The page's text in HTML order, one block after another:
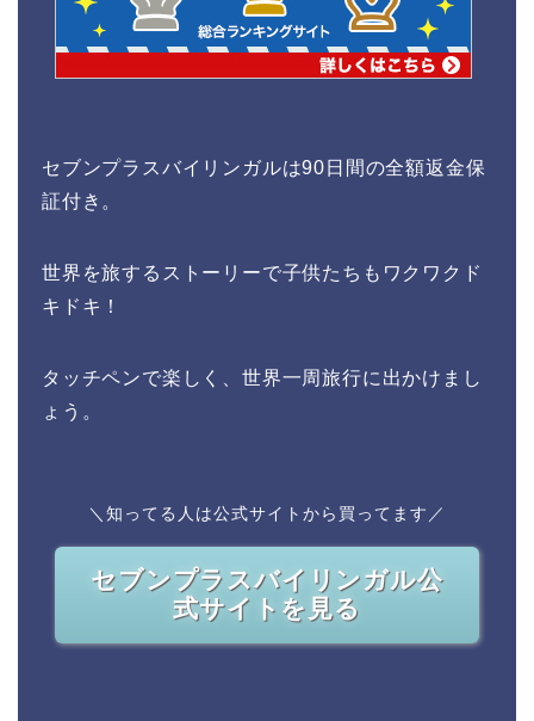
セブンプラスバイリンガルは90日間の全額返金保
証付き。
世界を旅するストーリーで子供たちもワクワクド
キドキ！
タッチペンで楽しく、世界一周旅行に出かけまし
ょう。
＼知ってる人は公式サイトから買ってます／
セブンプラスバイリンガル公
式サイトを見る